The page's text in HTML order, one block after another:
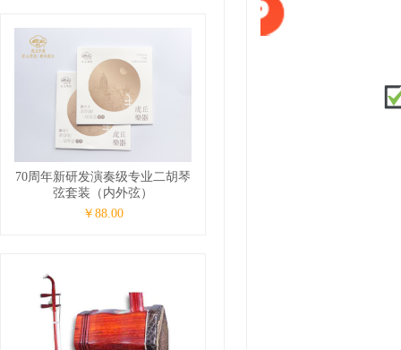
70周年新研发演奏级专业二胡琴
弦套装（内外弦）
￥88.00